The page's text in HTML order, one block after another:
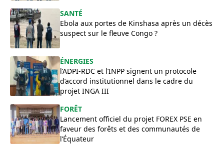
SANTÉ
Ebola aux portes de Kinshasa après un décès
suspect sur le fleuve Congo ?
ÉNERGIES
l’ADPI-RDC et l’INPP signent un protocole
d’accord institutionnel dans le cadre du
projet INGA III
FORÊT
Lancement officiel du projet FOREX PSE en
faveur des forêts et des communautés de
l’Équateur